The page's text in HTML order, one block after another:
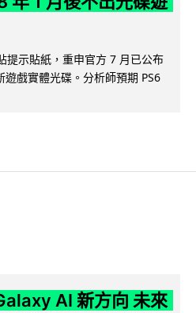
提示貼紙，重申官方 7 月已公布
戲實體光碟。分析師預期 PS6
AI 新方向 未來